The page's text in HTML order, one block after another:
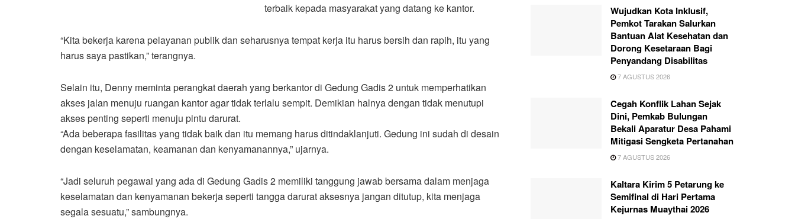
terbaik kepada masyarakat yang datang ke kantor.
“Kita bekerja karena pelayanan publik dan seharusnya tempat kerja itu harus bersih dan rapih, itu yang
harus saya pastikan,” terangnya.
Selain itu, Denny meminta perangkat daerah yang berkantor di Gedung Gadis 2 untuk memperhatikan
akses jalan menuju ruangan kantor agar tidak terlalu sempit. Demikian halnya dengan tidak menutupi
akses penting seperti menuju pintu darurat.
“Ada beberapa fasilitas yang tidak baik dan itu memang harus ditindaklanjuti. Gedung ini sudah di desain
dengan keselamatan, keamanan dan kenyamanannya,” ujarnya.
“Jadi seluruh pegawai yang ada di Gedung Gadis 2 memiliki tanggung jawab bersama dalam menjaga
keselamatan dan kenyamanan bekerja seperti tangga darurat aksesnya jangan ditutup, kita menjaga
segala sesuatu,” sambungnya.
Wujudkan Kota Inklusif,
Pemkot Tarakan Salurkan
Bantuan Alat Kesehatan dan
Dorong Kesetaraan Bagi
Penyandang Disabilitas
7 AGUSTUS 2026
Cegah Konflik Lahan Sejak
Dini, Pemkab Bulungan
Bekali Aparatur Desa Pahami
Mitigasi Sengketa Pertanahan
7 AGUSTUS 2026
Kaltara Kirim 5 Petarung ke
Semifinal di Hari Pertama
Kejurnas Muaythai 2026